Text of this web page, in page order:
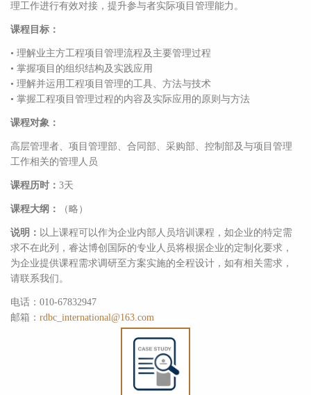
理工作进行有效对接，提升参与者实际项目管理能力。
课程目标：
• 理解业主方工程项目管理流程及主要管理过程
• 掌握项目的组织结构及实践应用
• 理解并运用工程项目管理的工具、方法与技术
• 掌握工程项目管理过程的内容及实际应用的原则与方法
课程对象：
高层管理者、项目管理部、合同部、采购部、控制部及与项目管理
工作相关的管理人员
课程历时： 3天
课程大纲： （略）
说明： 以上课程可以作为企业内部人员培训课程，如企业的特定需
求不在此列，睿达博创国际的专业人员将根据企业的定制化要求，
为企业提供课程需求调研至方案实施的全程设计，如有相关需求，
请联系我们。
电话：010-67832947
邮箱： rdbc_international@163.com